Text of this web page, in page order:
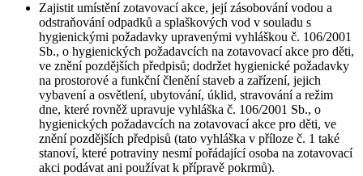
Zajistit umístění zotavovací akce, její zásobování vodou a
odstraňování odpadků a splaškových vod v souladu s
hygienickými požadavky upravenými vyhláškou č. 106/2001
Sb., o hygienických požadavcích na zotavovací akce pro děti,
ve znění pozdějších předpisů; dodržet hygienické požadavky
na prostorové a funkční členění staveb a zařízení, jejich
vybavení a osvětlení, ubytování, úklid, stravování a režim
dne, které rovněž upravuje vyhláška č. 106/2001 Sb., o
hygienických požadavcích na zotavovací akce pro děti, ve
znění pozdějších předpisů (tato vyhláška v příloze č. 1 také
stanoví, které potraviny nesmí pořádající osoba na zotavovací
akci podávat ani používat k přípravě pokrmů).